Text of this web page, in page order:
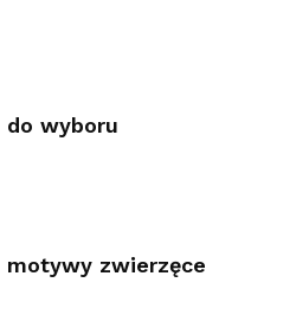
do wyboru
motywy zwierzęce